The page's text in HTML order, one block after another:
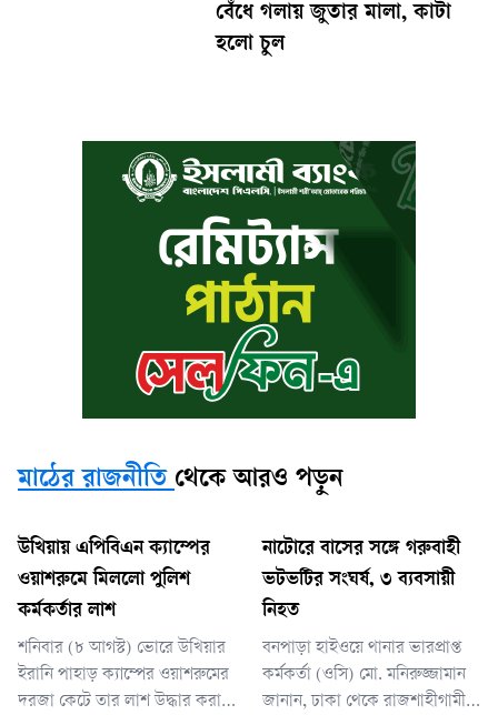
বেঁধে গলায় জুতার মালা, কাটা
হলো চুল
মাঠের রাজনীতি থেকে আরও পড়ুন
উখিয়ায় এপিবিএন ক্যাম্পের
ওয়াশরুমে মিললো পুলিশ
কর্মকর্তার লাশ
শনিবার (৮ আগস্ট) ভোরে উখিয়ার
ইরানি পাহাড় ক্যাম্পের ওয়াশরুমের
দরজা কেটে তার লাশ উদ্ধার করা
নাটোরে বাসের সঙ্গে গরুবাহী
ভটভটির সংঘর্ষ, ৩ ব্যবসায়ী
নিহত
বনপাড়া হাইওয়ে থানার ভারপ্রাপ্ত
কর্মকর্তা (ওসি) মো. মনিরুজ্জামান
জানান, ঢাকা থেকে রাজশাহীগামী